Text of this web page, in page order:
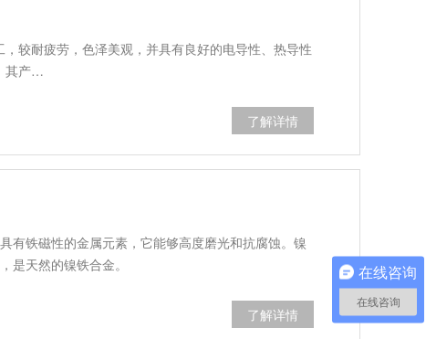
较耐疲劳，色泽美观，并具有良好的电导性、热导性
其产…
了解详情
有铁磁性的金属元素，它能够高度磨光和抗腐蚀。镍
是天然的镍铁合金。
了解详情
在线咨询
在线咨询